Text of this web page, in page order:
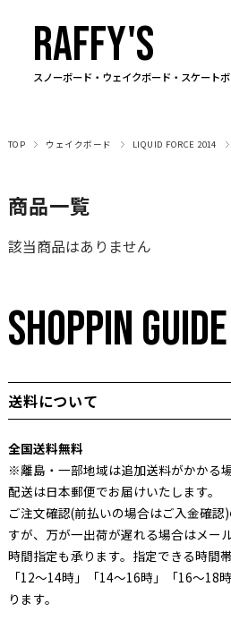
スノーボード・ウェイクボード・スケート
RAFFY'S
TOP ウェイクボード LIQUID FORCE 2014
商品一覧
該当商品はありません
SHOPPIN GUIDE
送料について
全国送料無料
※離島・一部地域は追加送料がかかる
配送は日本郵便でお届けいたします。
ご注文確認(前払いの場合はご入金確
すが、万が一出荷が遅れる場合はメー
時間指定も承ります。指定できる時間
「12～14時」「14～16時」「16～18
ります。